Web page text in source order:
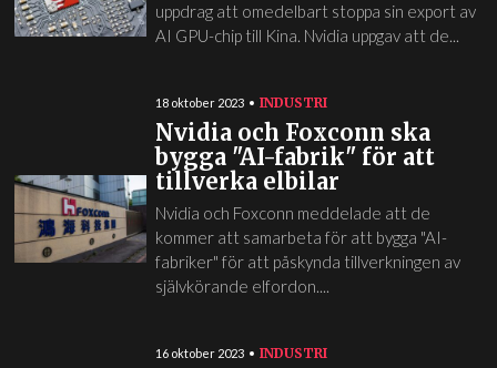
uppdrag att omedelbart stoppa sin export av
AI GPU-chip till Kina. Nvidia uppgav att de...
18 oktober 2023 INDUSTRI
Nvidia och Foxconn ska
bygga "AI-fabrik" för att
tillverka elbilar
Nvidia och Foxconn meddelade att de
kommer att samarbeta för att bygga "AI-
fabriker" för att påskynda tillverkningen av
självkörande elfordon....
16 oktober 2023 INDUSTRI